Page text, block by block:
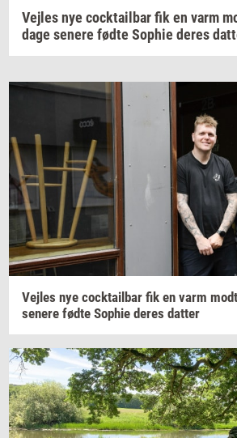
Vejles nye cocktailbar fik en varm
dage senere fødte Sophie deres
Vej­les nye co­ck­tail­bar fik en varm
se­ne­re fødte Sop­hie deres dat­ter